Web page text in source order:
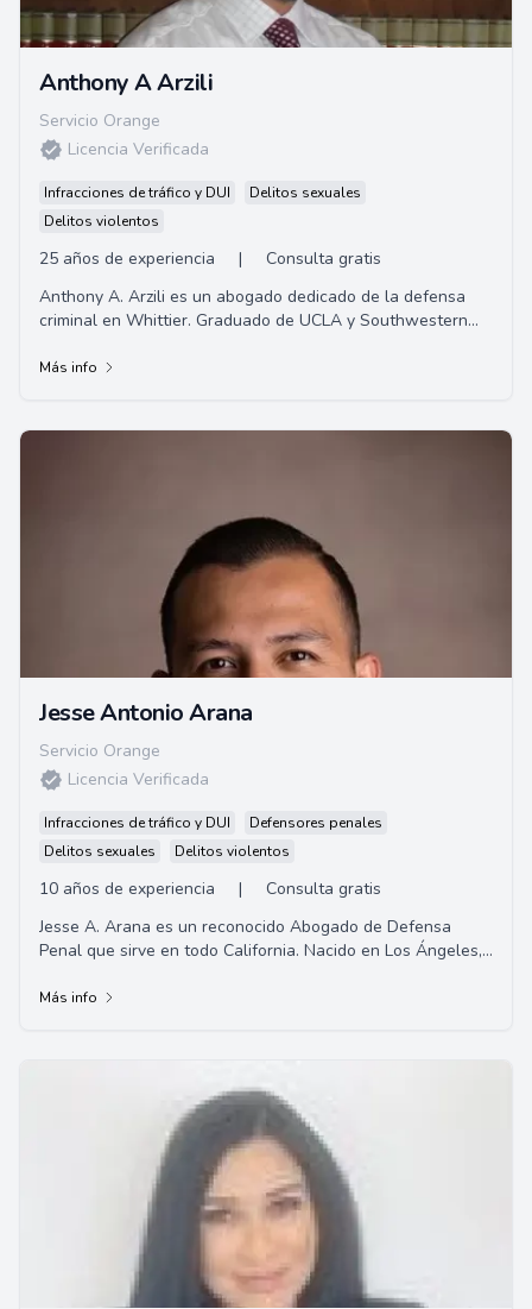
Anthony A Arzili
Servicio Orange
Licencia Verificada
Infracciones de tráfico y DUI
Delitos sexuales
Delitos violentos
25 años de experiencia |
Consulta gratis
Anthony A. Arzili es un abogado dedicado de la defensa
criminal en Whittier. Graduado de UCLA y Southwestern
Más info
Jesse Antonio Arana
Servicio Orange
Licencia Verificada
Infracciones de tráfico y DUI
Defensores penales
Delitos sexuales
Delitos violentos
10 años de experiencia |
Consulta gratis
Jesse A. Arana es un reconocido Abogado de Defensa
Penal que sirve en todo California. Nacido en Los Ángeles,
Más info